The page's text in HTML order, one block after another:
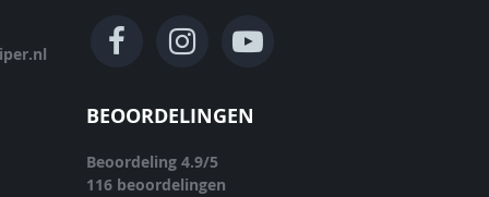
BEOORDELINGEN
Beoordeling 4.9/5
116 beoordelingen